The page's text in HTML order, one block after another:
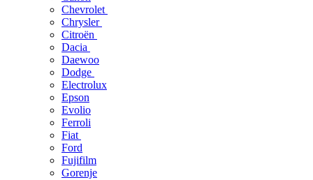
Chevrolet
Chrysler
Citroën
Dacia
Daewoo
Dodge
Electrolux
Epson
Evolio
Ferroli
Fiat
Ford
Fujifilm
Gorenje